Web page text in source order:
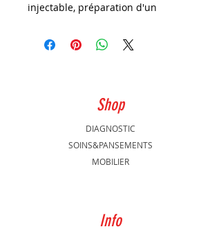
injectable, préparation d'un
Shop
DIAGNOSTIC
SOINS&PANSEMENTS
MOBILIER
Info